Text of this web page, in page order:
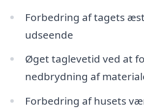
Forbedring af tagets
udseende
Øget taglevetid ved at
nedbrydning af
Forbedring af husets